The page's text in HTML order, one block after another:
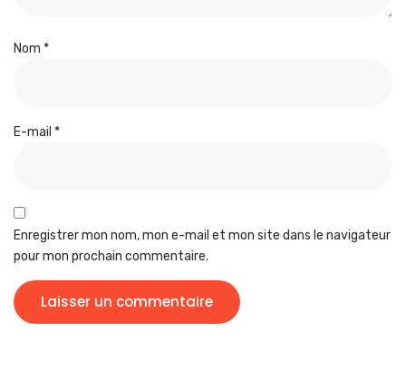
Nom *
E-mail *
Enregistrer mon nom, mon e-mail et mon site dans le navigateur
pour mon prochain commentaire.